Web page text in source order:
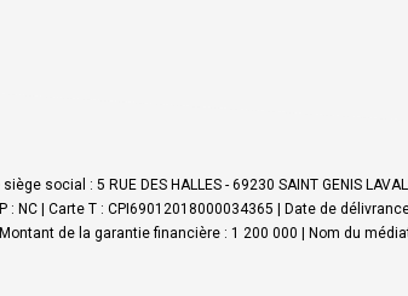
social : 5 RUE DES HALLES - 69230 SAINT GENIS
NC | Carte T : CPI69012018000034365 | Date de
de la garantie financière : 1 200 000 | Nom du